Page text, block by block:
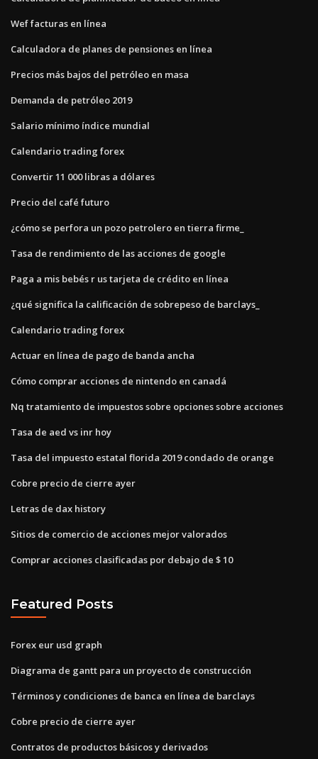
Wef facturas en línea
Calculadora de planes de pensiones en línea
Precios más bajos del petróleo en masa
Demanda de petróleo 2019
Salario mínimo índice mundial
Calendario trading forex
Convertir 11 000 libras a dólares
Precio del café futuro
¿cómo se perfora un pozo petrolero en tierra firme_
Tasa de rendimiento de las acciones de google
Paga a mis bebés r us tarjeta de crédito en línea
¿qué significa la calificación de sobrepeso de barclays_
Calendario trading forex
Actuar en línea de pago de banda ancha
Cómo comprar acciones de nintendo en canadá
Nq tratamiento de impuestos sobre opciones sobre acciones
Tasa de aed vs inr hoy
Tasa del impuesto estatal florida 2019 condado de orange
Cobre precio de cierre ayer
Letras de dax history
Sitios de comercio de acciones mejor valorados
Comprar acciones clasificadas por debajo de $ 10
Featured Posts
Forex eur usd graph
Diagrama de gantt para un proyecto de construcción
Términos y condiciones de banca en línea de barclays
Cobre precio de cierre ayer
Contratos de productos básicos y derivados